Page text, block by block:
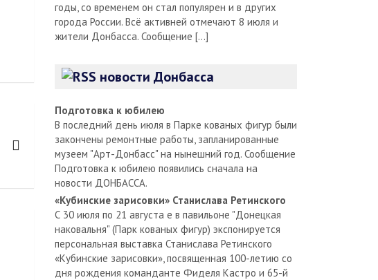
годы, со временем он стал популярен и в других
города России. Всё активней отмечают 8 июля и
жители Донбасса. Сообщение […]
новости Донбасса
Подготовка к юбилею
В последний день июля в Парке кованых фигур были
закончены ремонтные работы, запланированные
музеем "Арт-Донбасс" на нынешний год. Сообщение
Подготовка к юбилею появились сначала на
новости ДОНБАССА.
«Кубинские зарисовки» Станислава Ретинского
С 30 июля по 21 августа е в павильоне "Донецкая
наковальня" (Парк кованых фигур) экспонируется
персональная выставка Станислава Ретинского
«Кубинские зарисовки», посвященная 100-летию со
дня рождения команданте Фиделя Кастро и 65-й